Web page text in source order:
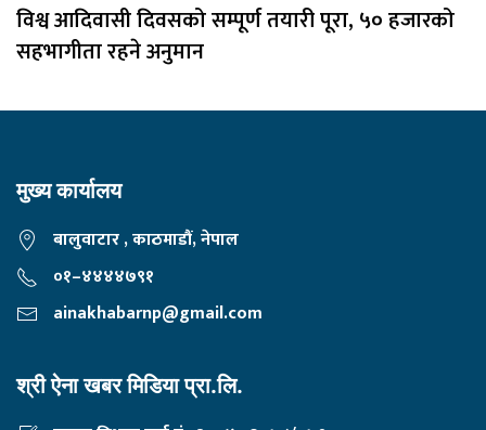
विश्व आदिवासी दिवसको सम्पूर्ण तयारी पूरा, ५० हजारको
सहभागीता रहने अनुमान
मुख्य कार्यालय
बालुवाटार , काठमाडौं, नेपाल
०१–४४४४७९१
ainakhabarnp@gmail.com
श्री ऐना खबर मिडिया प्रा.लि.